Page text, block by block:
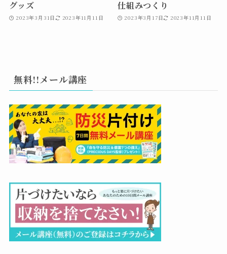
グッズ
2023年3月31日 2023年11月11日
仕組みつくり
2023年3月17日 2023年11月11日
無料!!メール講座